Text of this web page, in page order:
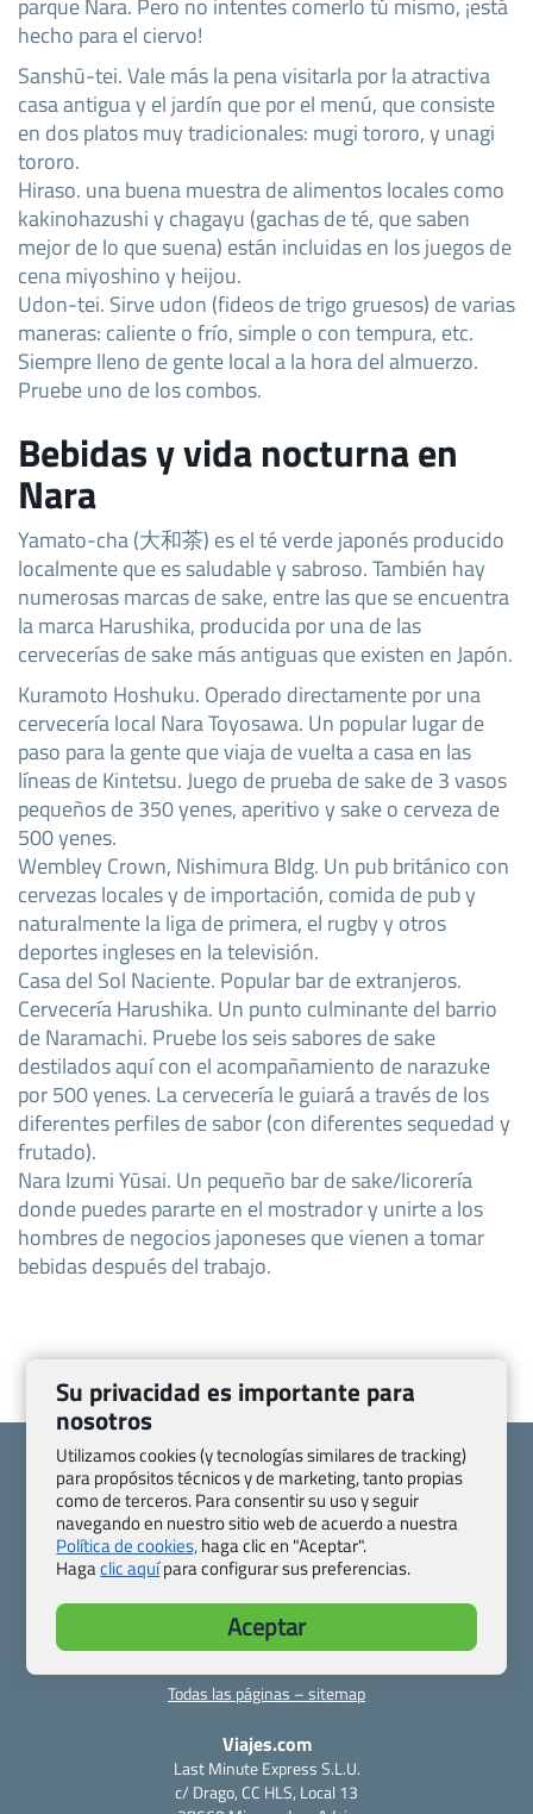
hecho para el ciervo!
Sanshū-tei. Vale más la pena visitarla por la atractiva
casa antigua y el jardín que por el menú, que consiste
en dos platos muy tradicionales: mugi tororo, y unagi
tororo.
Hiraso. una buena muestra de alimentos locales como
kakinohazushi y chagayu (gachas de té, que saben
mejor de lo que suena) están incluidas en los juegos de
cena miyoshino y heijou.
Udon-tei. Sirve udon (fideos de trigo gruesos) de varias
maneras: caliente o frío, simple o con tempura, etc.
Siempre lleno de gente local a la hora del almuerzo.
Pruebe uno de los combos.
Bebidas y vida nocturna en
Nara
Yamato-cha (大和茶) es el té verde japonés producido
localmente que es saludable y sabroso. También hay
numerosas marcas de sake, entre las que se encuentra
la marca Harushika, producida por una de las
cervecerías de sake más antiguas que existen en Japón.
Kuramoto Hoshuku. Operado directamente por una
cervecería local Nara Toyosawa. Un popular lugar de
paso para la gente que viaja de vuelta a casa en las
líneas de Kintetsu. Juego de prueba de sake de 3 vasos
pequeños de 350 yenes, aperitivo y sake o cerveza de
500 yenes.
Wembley Crown, Nishimura Bldg. Un pub británico con
cervezas locales y de importación, comida de pub y
naturalmente la liga de primera, el rugby y otros
deportes ingleses en la televisión.
Casa del Sol Naciente. Popular bar de extranjeros.
Cervecería Harushika. Un punto culminante del barrio
de Naramachi. Pruebe los seis sabores de sake
destilados aquí con el acompañamiento de narazuke
por 500 yenes. La cervecería le guiará a través de los
diferentes perfiles de sabor (con diferentes sequedad y
frutado).
Nara Izumi Yūsai. Un pequeño bar de sake/licorería
donde puedes pararte en el mostrador y unirte a los
hombres de negocios japoneses que vienen a tomar
bebidas después del trabajo.
Quienes somos
Contacto
Pasaporte, Visado, Salud y otras disposiciones específicas
Blog de Viajes.com
Registro de agencias
Preguntas frecuentes
Condiciones generales
Todas las páginas – sitemap
Viajes.com
Last Minute Express S.L.U.
c/ Drago, CC HLS, Local 13
Su privacidad es importante para
nosotros
Utilizamos cookies (y tecnologías similares de tracking)
para propósitos técnicos y de marketing, tanto propias
como de terceros. Para consentir su uso y seguir
navegando en nuestro sitio web de acuerdo a nuestra
Política de cookies,haga clic en "Aceptar".
Hagaclic aquípara configurar sus preferencias.
Aceptar